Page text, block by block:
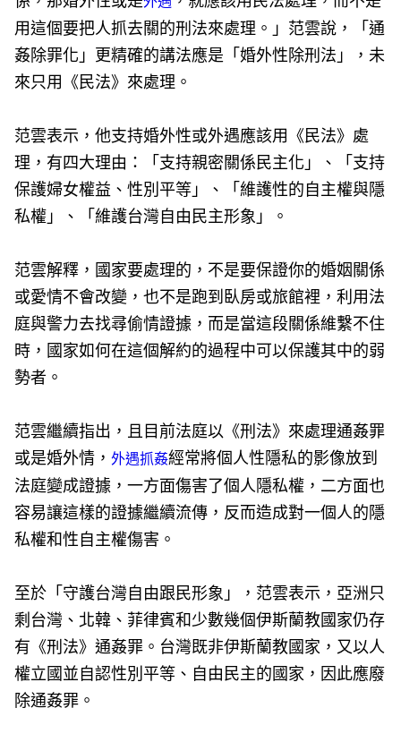
用這個要把人抓去關的刑法來處理。」范雲說，「通
姦除罪化」更精確的講法應是「婚外性除刑法」，未
來只用《民法》來處理。
范雲表示，他支持婚外性或外遇應該用《民法》處
理，有四大理由：「支持親密關係民主化」、「支持
保護婦女權益、性別平等」、「維護性的自主權與隱
私權」、「維護台灣自由民主形象」。
范雲解釋，國家要處理的，不是要保證你的婚姻關係
或愛情不會改變，也不是跑到臥房或旅館裡，利用法
庭與警力去找尋偷情證據，而是當這段關係維繫不住
時，國家如何在這個解約的過程中可以保護其中的弱
勢者。
范雲繼續指出，且目前法庭以《刑法》來處理通姦罪
或是婚外情，外遇抓姦經常將個人性隱私的影像放到
法庭變成證據，一方面傷害了個人隱私權，二方面也
容易讓這樣的證據繼續流傳，反而造成對一個人的隱
私權和性自主權傷害。
至於「守護台灣自由跟民形象」，范雲表示，亞洲只
剩台灣、北韓、菲律賓和少數幾個伊斯蘭教國家仍存
有《刑法》通姦罪。台灣既非伊斯蘭教國家，又以人
權立國並自認性別平等、自由民主的國家，因此應廢
除通姦罪。